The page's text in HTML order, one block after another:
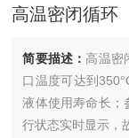
高温密闭循环
简要描述： 高温密
口温度可达到
液体使用寿命长；
行状态实时显示，